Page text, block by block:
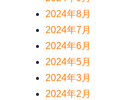
2024年8月
2024年7月
2024年6月
2024年5月
2024年3月
2024年2月